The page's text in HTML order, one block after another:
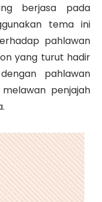
berjasa pada
tema ini
pahlawan
yang turut hadir
pahlawan
penjajah